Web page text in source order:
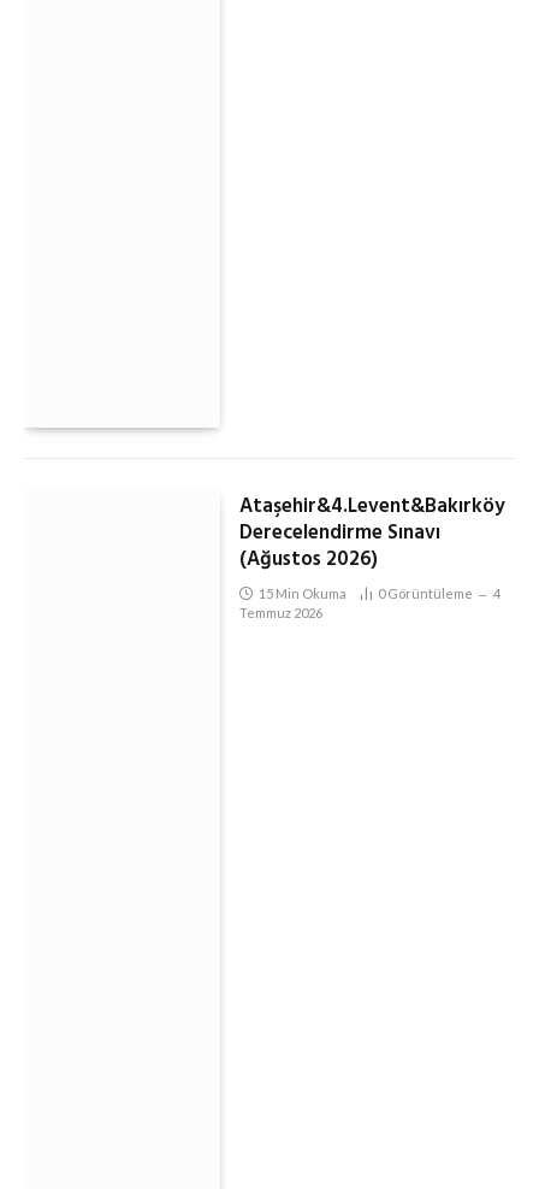
Ataşehir&4.Levent&Bakırköy
Derecelendirme Sınavı
(Ağustos 2026)
15 Min Okuma 0Görüntüleme
4
Temmuz 2026